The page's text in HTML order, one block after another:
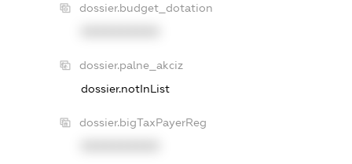
dossier.budget_dotation
dossier.palne_akciz
dossier.notInList
dossier.bigTaxPayerReg